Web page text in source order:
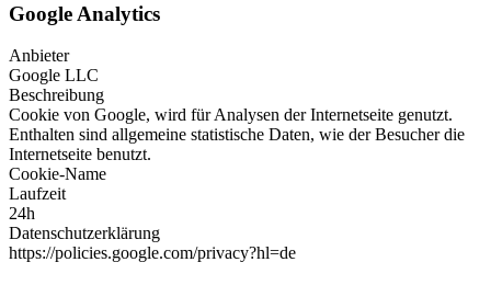
Google Analytics
Anbieter
Google LLC
Beschreibung
Cookie von Google, wird für Analysen der Internetseite genutzt.
Enthalten sind allgemeine statistische Daten, wie der Besucher die
Internetseite benutzt.
Cookie-Name
Laufzeit
24h
Datenschutzerklärung
https://policies.google.com/privacy?hl=de